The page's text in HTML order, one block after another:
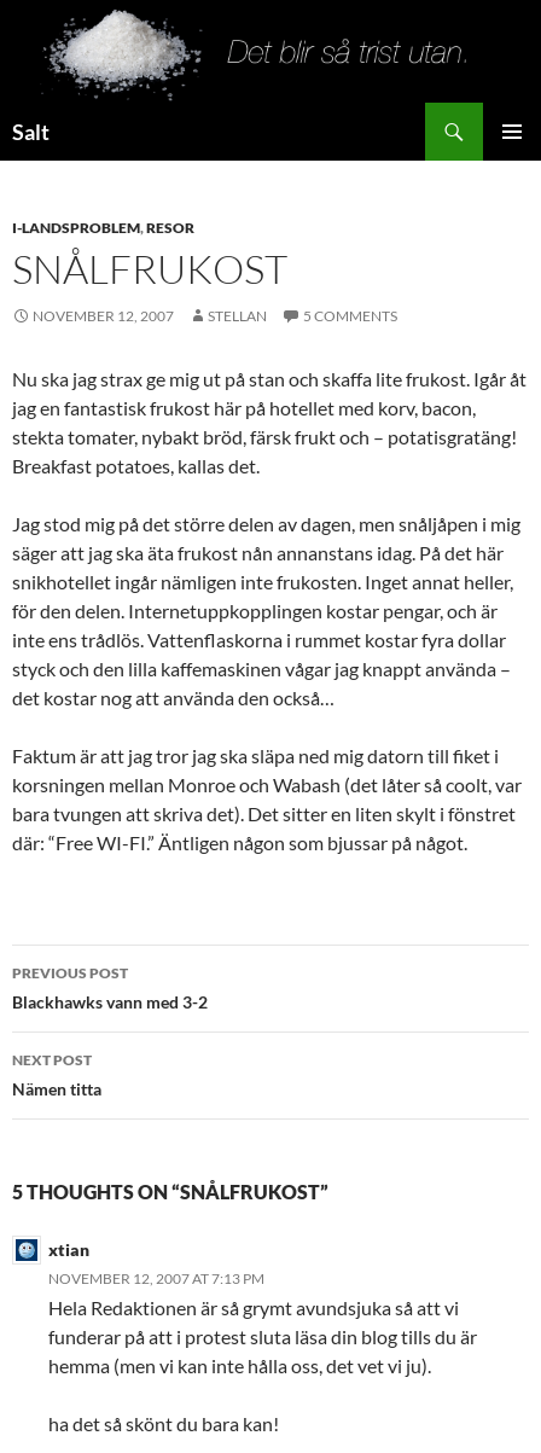
Salt
I-LANDSPROBLEM,RESOR
SNÅLFRUKOST
NOVEMBER 12, 2007 STELLAN 5 COMMENTS
Nu ska jag strax ge mig ut på stan och skaffa lite frukost. Igår åt
jag en fantastisk frukost här på hotellet med korv, bacon,
stekta tomater, nybakt bröd, färsk frukt och – potatisgratäng!
Breakfast potatoes, kallas det.
Jag stod mig på det större delen av dagen, men snåljåpen i mig
säger att jag ska äta frukost nån annanstans idag. På det här
snikhotellet ingår nämligen inte frukosten. Inget annat heller,
för den delen. Internetuppkopplingen kostar pengar, och är
inte ens trådlös. Vattenflaskorna i rummet kostar fyra dollar
styck och den lilla kaffemaskinen vågar jag knappt använda –
det kostar nog att använda den också…
Faktum är att jag tror jag ska släpa ned mig datorn till fiket i
korsningen mellan Monroe och Wabash (det låter så coolt, var
bara tvungen att skriva det). Det sitter en liten skylt i fönstret
där: “Free WI-FI.” Äntligen någon som bjussar på något.
Post
navigation
PREVIOUS POST
Blackhawks vann med 3-2
NEXT POST
Nämen titta
5 THOUGHTS ON “SNÅLFRUKOST”
xtian
NOVEMBER 12, 2007 AT 7:13 PM
Hela Redaktionen är så grymt avundsjuka så att vi
funderar på att i protest sluta läsa din blog tills du är
hemma (men vi kan inte hålla oss, det vet vi ju).
ha det så skönt du bara kan!